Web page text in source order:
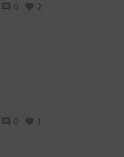
0 2
0 1